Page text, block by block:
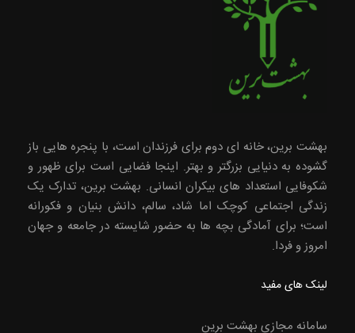
بهشت برین، خانه ای دوم برای فرزندان است، با پنجره هایی باز
گشوده به دنیایی بزرگتر و بهتر. اینجا فضایی است برای ظهور و
شکوفایی استعداد های بیکران انسانی. بهشت برین، تدارک یک
زندگی اجتماعی کوچک اما شاد، سالم، دانش بنیان و فکورانه
است؛ برای آمادگی بچه ها به حضور شایسته در جامعه و جهان
امروز و فردا.
لینک های مفید
سامانه مجازی بهشت برین